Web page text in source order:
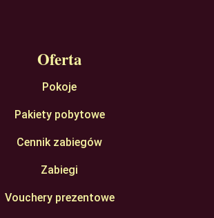
Oferta
Pokoje
Pakiety pobytowe
Cennik zabiegów
Zabiegi
Vouchery prezentowe